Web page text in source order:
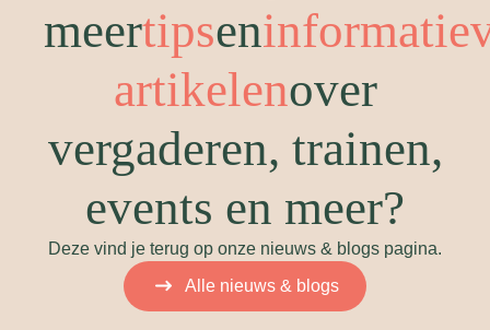
meertipsen
artikelenover
vergaderen, trainen,
events en meer?
Deze vind je terug op onze nieuws & blogs pagina.
Alle nieuws & blogs